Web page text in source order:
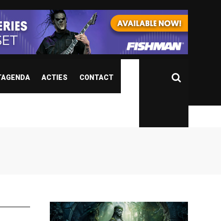
ACTIES CONTACT